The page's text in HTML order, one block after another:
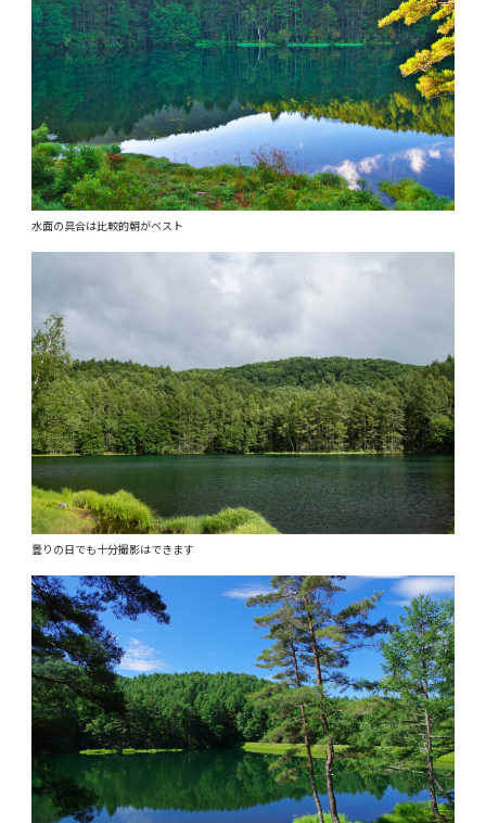
水面の具合は比較的朝がベスト
曇りの日でも十分撮影はできます